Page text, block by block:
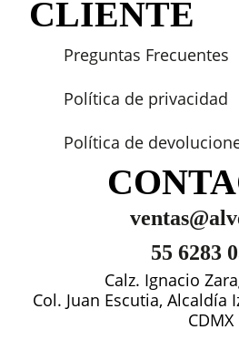
CLIENTE
Preguntas Frecuentes
Política de privacidad
Política de
55 6283
Calz. Ignacio
Col. Juan Escutia, Alcaldía
CDMX